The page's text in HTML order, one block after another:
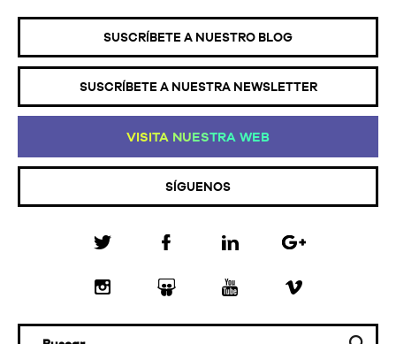
SUSCRÍBETE A NUESTRO BLOG
SUSCRÍBETE A NUESTRA NEWSLETTER
VISITA NUESTRA WEB
SÍGUENOS